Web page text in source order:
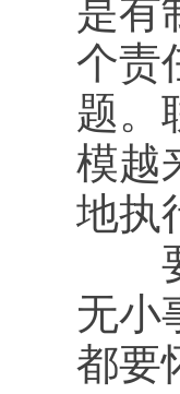
个责
题。
模越
地执
要
无小
都要